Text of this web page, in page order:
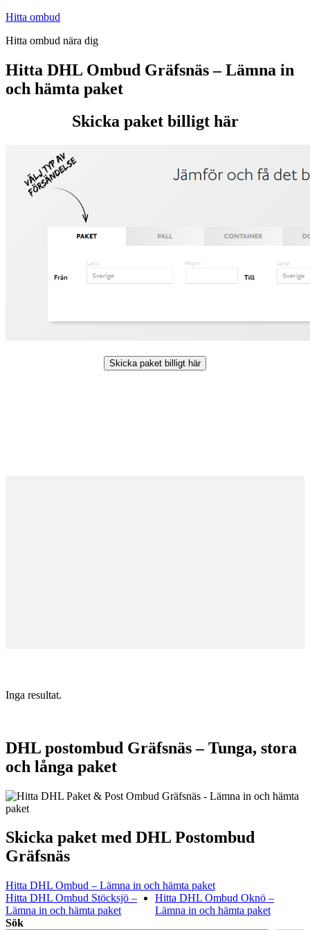
Hoppa
innehåll
Hitta ombud
Hitta ombud nära dig
Hitta DHL Ombud Gräfsnäs – Lämna in
och hämta paket
Skicka paket billigt här
Skicka paket billigt här
Inga resultat.
DHL postombud Gräfsnäs – Tunga, stora
och långa paket
Skicka paket med DHL Postombud
Gräfsnäs
Hitta DHL Ombud – Lämna in och hämta paket
Hitta DHL Ombud Stöcksjö –
Lämna in och hämta paket
Hitta DHL Ombud Oknö –
Lämna in och hämta paket
Sök